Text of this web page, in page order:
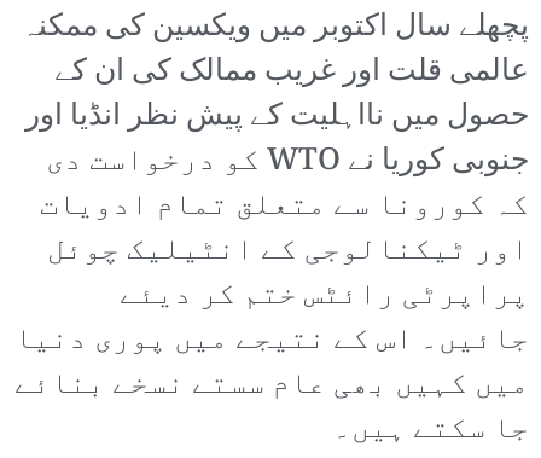
پچھلے سال اکتوبر میں ویکسین کی ممکنہ
عالمی قلت اور غریب ممالک کی ان کے
حصول میں نااہلیت کے پیش نظر انڈیا اور
جنوبی کوریا نے WTO کو درخواست دی
کہ کورونا سے متعلق تمام ادویات
اور ٹیکنالوجی کے انٹیلیک چوئل
پراپرٹی رائٹس ختم کر دیئے
جائیں۔ اس کے نتیجے میں پوری دنیا
میں کہیں بھی عام سستے نسخے بنائے
جا سکتے ہیں۔